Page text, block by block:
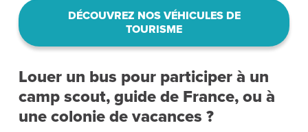
DÉCOUVREZ NOS VÉHICULES DE
TOURISME
Louer un bus pour participer à un
camp scout, guide de France, ou à
une colonie de vacances ?